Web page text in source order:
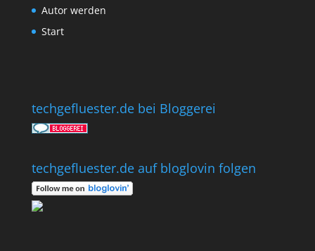
Autor werden
Start
techgefluester.de bei Bloggerei
techgefluester.de auf bloglovin folgen